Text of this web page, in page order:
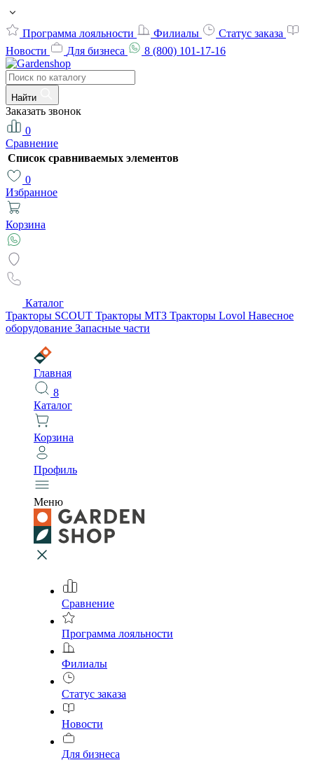
Программа лояльности Филиалы
Статус заказа
Новости
Для бизнеса 8 (800) 101-17-16
Найти
Заказать звонок
0
Сравнение
Список сравниваемых элементов
0
Избранное
Корзина
Каталог
Тракторы SCOUT Тракторы МТЗ Тракторы Lovol Навесное
оборудование Запасные части
Главная
8
Каталог
Корзина
Профиль
Меню
Сравнение
Программа лояльности
Филиалы
Статус заказа
Новости
Для бизнеса